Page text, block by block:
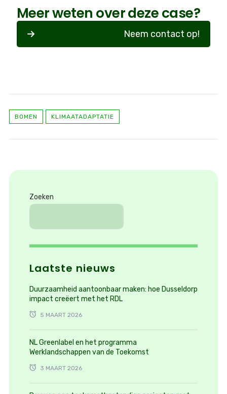
Meer weten over deze case?
Neem contact op!
BOMEN KLIMAATADAPTATIE
Zoeken
Laatste nieuws
Duurzaamheid aantoonbaar maken: hoe Dusseldorp
impact creëert met het RDL
5 MAART 2026
NL Greenlabel en het programma
Werklandschappen van de Toekomst
3 MAART 2026